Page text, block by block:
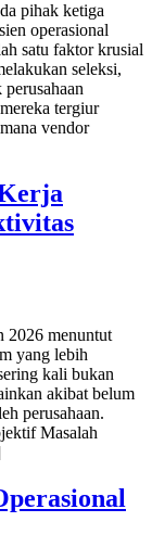
pihak ketiga
operasional
satu faktor krusial
seleksi,
tergiur
vendor
2026 menuntut
yang lebih
kali bukan
akibat belum
perusahaan.
Masalah